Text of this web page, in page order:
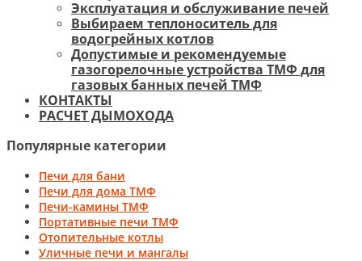
Эксплуатация и обслуживание печей
Выбираем теплоноситель для
водогрейных котлов
Допустимые и рекомендуемые
газогорелочные устройства ТМФ для
газовых банных печей ТМФ
КОНТАКТЫ
РАСЧЕТ ДЫМОХОДА
Популярные категории
Печи для бани
Печи для дома ТМФ
Печи-камины ТМФ
Портативные печи ТМФ
Отопительные котлы
Уличные печи и мангалы